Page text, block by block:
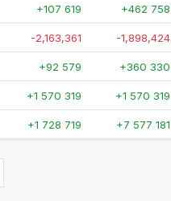
+107 619 +462 758
-2,163,361 -1,898,424
+92 579 +360 330
+1 570 319 +1 570 319
+1 728 719 +7 577 181